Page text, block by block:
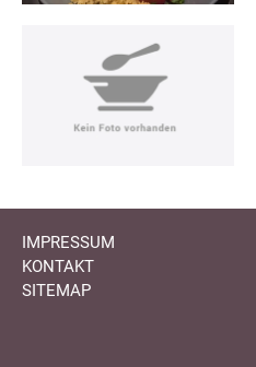
IMPRESSUM
KONTAKT
SITEMAP